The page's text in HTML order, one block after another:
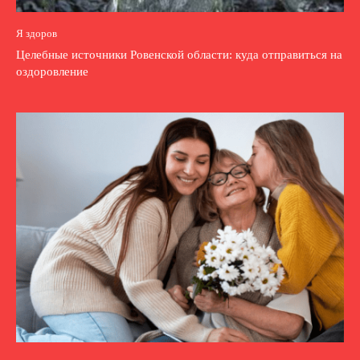
Я здоров
Целебные источники Ровенской области: куда отправиться на
оздоровление